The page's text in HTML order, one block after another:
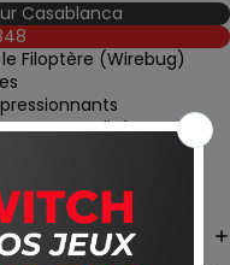
Casablanca
Filoptère (Wirebug)
personnalisées
portable